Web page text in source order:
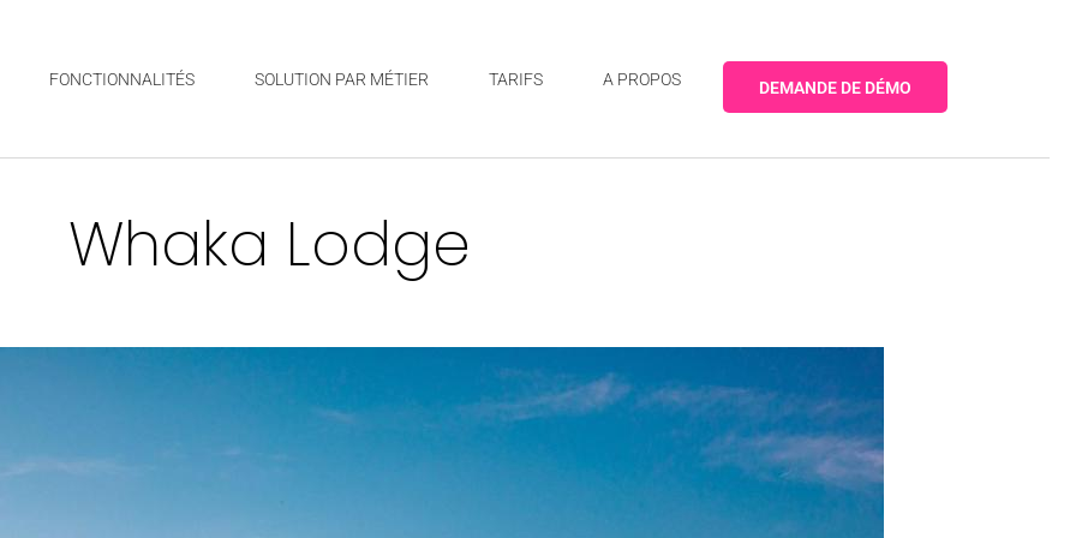
FONCTIONNALITÉS SOLUTION PAR MÉTIER TARIFS A PROPOS DEMANDE DE DÉMO
Whaka Lodge